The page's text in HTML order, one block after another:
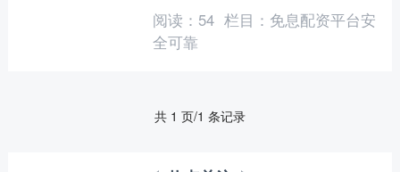
子在绝大多数县城已经算豪宅了。但县
城购房者却用他们的购买力....
阅读： 54 栏目： 免息配资平台安
全可靠
共 1 页/1 条记录